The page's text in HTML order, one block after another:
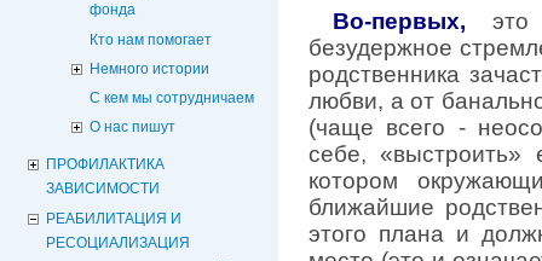
фонда
Кто нам помогает
Немного истории
С кем мы сотрудничаем
О нас пишут
ПРОФИЛАКТИКА
ЗАВИСИМОСТИ
РЕАБИЛИТАЦИЯ И
РЕСОЦИАЛИЗАЦИЯ
Во-первых, это
безудержное
родственника
любви, а от
(чаще всего -
себе, «выстроить»
котором
ближайшие
этого плана и